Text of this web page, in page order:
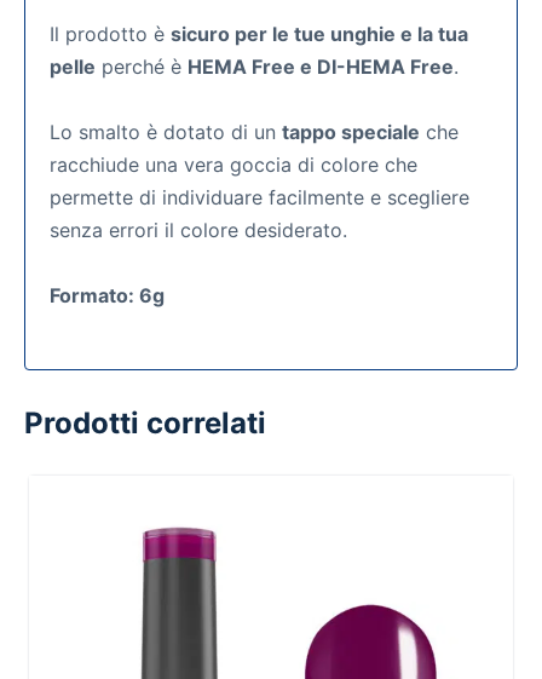
Il prodotto è sicuro per le tue unghie e la tua
pelle perché è HEMA Free e DI-HEMA Free.
Lo smalto è dotato di un tappo speciale che
racchiude una vera goccia di colore che
permette di individuare facilmente e scegliere
senza errori il colore desiderato.
Formato: 6g
Prodotti correlati